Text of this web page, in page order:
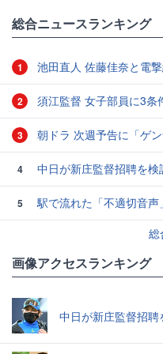
総合ニュースランキング
1 池田直人 佐藤佳奈と電
2 須江監督 女子部員に3条
3 朝ドラ 次週予告に「ゲン
4 中日が新庄監督招聘を検
5
駅で流れた「不適切音声
総
画像アクセスランキング
中日が新庄監督招聘